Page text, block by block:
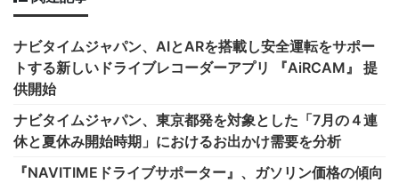
ナビタイムジャパン、AIとARを搭載し安全運転をサポー
トする新しいドライブレコーダーアプリ 『AiRCAM』 提
供開始
ナビタイムジャパン、東京都発を対象とした「7月の４連
休と夏休み開始時期」におけるお出かけ需要を分析
『NAVITIMEドライブサポーター』、ガソリン価格の傾向